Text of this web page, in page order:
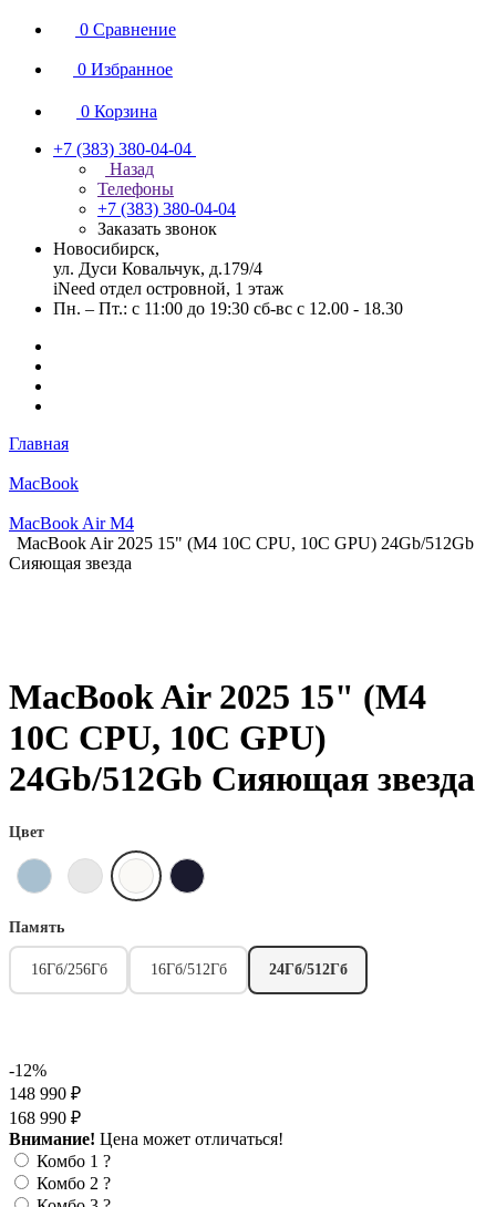
0 Сравнение
0 Избранное
0 Корзина
+7 (383) 380-04-04
Назад
Телефоны
+7 (383) 380-04-04
Заказать звонок
Новосибирск,
ул. Дуси Ковальчук, д.179/4
iNeed отдел островной, 1 этаж
Пн. – Пт.: с 11:00 до 19:30 сб-вс с 12.00 - 18.30
Главная
MacBook
MacBook Air M4
MacBook Air 2025 15" (М4 10C CPU, 10C GPU) 24Gb/512Gb
Сияющая звезда
MacBook Air 2025 15" (М4
10C CPU, 10C GPU)
24Gb/512Gb Сияющая звезда
Цвет
Память
16Гб/256Гб 16Гб/512Гб 24Гб/512Гб
-12%
148 990 ₽
168 990 ₽
Внимание! Цена может отличаться!
Комбо 1 ?
Комбо 2 ?